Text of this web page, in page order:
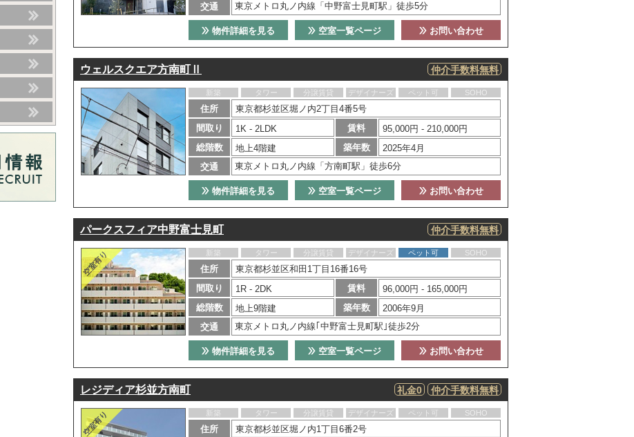
交通
東京メトロ丸ノ内線「中野富士見町駅」徒歩5分
お問い合わせ
空室一覧ページ
物件詳細を見る
ウェルスクエア方南町Ⅱ 仲介手数料無料
新築 タワー 分譲賃貸 デザイナーズ ペット可 SOHO
住所
東京都杉並区堀ノ内2丁目4番5号
間取り
1K - 2LDK 賃料
95,000円 - 210,000円
総階数
地上4階建 築年数
2025年4月
交通
東京メトロ丸ノ内線「方南町駅」徒歩6分
お問い合わせ
空室一覧ページ
物件詳細を見る
パークスフィア中野富士見町 仲介手数料無料
新築 タワー 分譲賃貸 デザイナーズ ペット可 SOHO
住所
東京都杉並区和田1丁目16番16号
間取り
1R - 2DK 賃料
96,000円 - 165,000円
総階数
地上9階建 築年数
2006年9月
交通
東京メトロ丸ノ内線｢中野富士見町駅｣徒歩2分
お問い合わせ
空室一覧ページ
物件詳細を見る
レジディア杉並方南町 仲介手数料無料
礼金0
新築 タワー 分譲賃貸 デザイナーズ ペット可 SOHO
住所
東京都杉並区堀ノ内1丁目6番2号